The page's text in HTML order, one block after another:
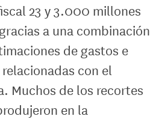
23 y 3.000 millones
a una combinación
de gastos e
con el
Muchos de los recortes
en la